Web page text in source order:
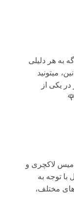
به هر دلیلی
قوانین، میتونید
یکی از
میس لاکچری و
با توجه به
مختلف،